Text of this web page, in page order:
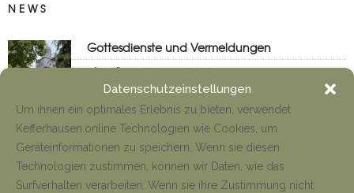
Datenschutzeinstellungen
Um ihnen ein optimales Erlebnis zu bieten, verwendet
Kefferhausen.online Technologien wie Cookies, um
Geräteinformationen zu speichern. Wenn sie diesen
Technologien zustimmen, können wir Daten, wie das
Surfverhalten verarbeiten. Wenn sie ihre Zustimmung nicht
NEWS
Gottesdienste und Vermeldungen
Tino Jäger 8. August 2026
Anfahrt Cyriakuswallfahrt